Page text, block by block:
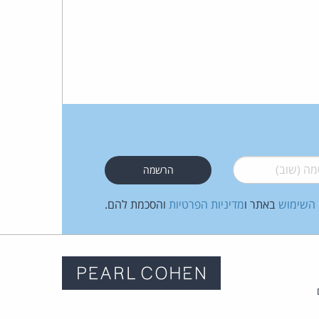
(שוב)*
השימוש באתר ומדיניות הפרטיות והסכמת להם.